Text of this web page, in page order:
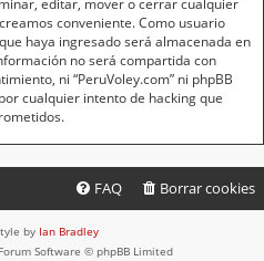
editar, mover o cerrar cualquier
conveniente. Como usuario
haya ingresado será almacenada en
no será compartida con
ni “PeruVoley.com” ni phpBB
cualquier intento de hacking que
Borrar cookies
FAQ
by Ian Bradley
Software © phpBB Limited